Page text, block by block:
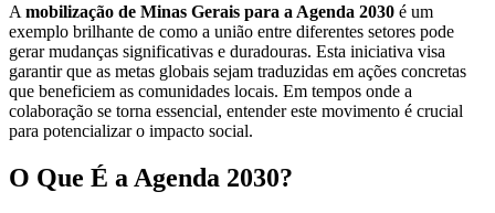
A mobilização de Minas Gerais para a Agenda 2030 é um
exemplo brilhante de como a união entre diferentes setores pode
gerar mudanças significativas e duradouras. Esta iniciativa visa
garantir que as metas globais sejam traduzidas em ações concretas
que beneficiem as comunidades locais. Em tempos onde a
colaboração se torna essencial, entender este movimento é crucial
para potencializar o impacto social.
O Que É a Agenda 2030?